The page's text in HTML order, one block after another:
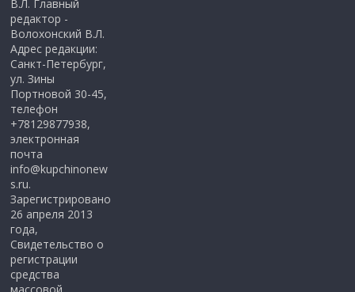
В.Л. Главный
редактор -
Волохонский В.Л.
Адрес редакции:
Санкт-Петербург,
ул. Зины
Портновой 30-45,
телефон
+78129877938,
электронная
почта
info@kupchinonew
s.ru.
Зарегистрировано
26 апреля 2013
года,
Свидетельство о
регистрации
средства